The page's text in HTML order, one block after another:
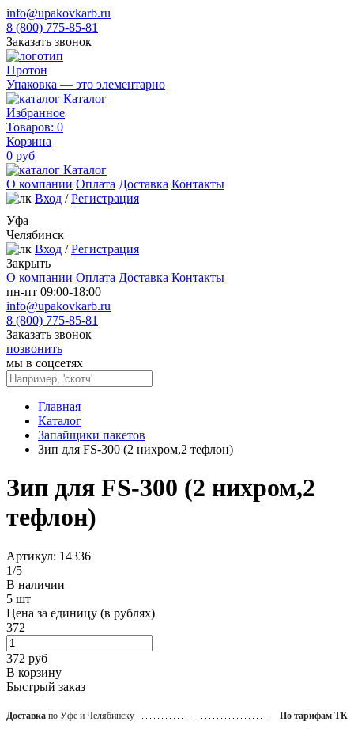
info@upakovkarb.ru
8 (800) 775-85-81
Заказать звонок
Протон
Упаковка — это элементарно
Каталог
Избранное
Товаров: 0
Корзина
0 руб
Каталог
О компании Оплата Доставка Контакты
Вход / Регистрация
Уфа
Челябинск
Вход / Регистрация
Закрыть
О компании Оплата Доставка Контакты
пн-пт 09:00-18:00
info@upakovkarb.ru
8 (800) 775-85-81
Заказать звонок
позвонить
мы в соцсетях
Главная
Каталог
Запайщики пакетов
Зип для FS-300 (2 нихром,2 тефлон)
Зип для FS-300 (2 нихром,2
тефлон)
Артикул: 14336
1/5
В наличии
5 шт
Цена за единицу (в рублях)
372
372 руб
В корзину
Быстрый заказ
Доставка по Уфе и Челябинску
По тарифам ТК